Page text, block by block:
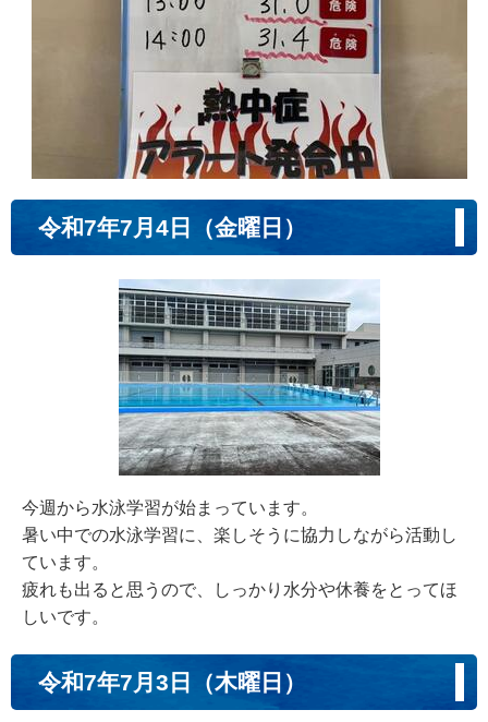
令和7年7月4日（金曜日）
今週から水泳学習が始まっています。
暑い中での水泳学習に、楽しそうに協力しながら活動し
ています。
疲れも出ると思うので、しっかり水分や休養をとってほ
しいです。
令和7年7月3日（木曜日）